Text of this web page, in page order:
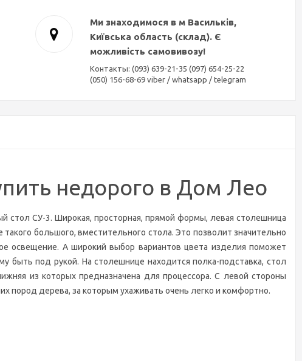
Ми знаходимося в м Васильків,
Київська область (склад). Є
можливість самовивозу!
Контакты: (093) 639-21-35 (097) 654-25-22
(050) 156-68-69 viber / whatsapp / telegram
недорого в Дом Лео
стол СУ-3. Широкая, просторная, прямой формы, левая столешница
большого, вместительного стола. Это позволит значительно
освещение. А широкий выбор вариантов цвета изделия поможет
быть под рукой. На столешнице находится полка-подставка, стол
из которых предназначена для процессора. С левой стороны
пород дерева, за которым ухаживать очень легко и комфортно.